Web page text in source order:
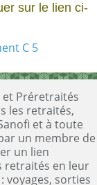
sur le lien ci-
C 5
et Préretraités
les retraités,
et à toute
un membre de
un lien
retraités en leur
voyages, sorties